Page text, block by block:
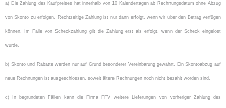
a) Die Zahlung des Kaufpreises hat innerhalb von 10 Kalendertagen ab Rechnungsdatum ohne Abzug
von Skonto zu erfolgen. Rechtzeitige Zahlung ist nur dann erfolgt, wenn wir über den Betrag verfügen
können. Im Falle von Scheckzahlung gilt die Zahlung erst als erfolgt, wenn der Scheck eingelöst
wurde.
b) Skonto und Rabatte werden nur auf Grund besonderer Vereinbarung gewährt. Ein Skontoabzug auf
neue Rechnungen ist ausgeschlossen, soweit ältere Rechnungen noch nicht bezahlt worden sind.
c) In begründeten Fällen kann die Firma FFV weitere Lieferungen von vorheriger Zahlung des